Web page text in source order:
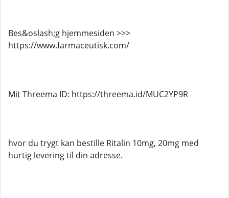
Bes&oslash;g hjemmesiden >>>
https://www.farmaceutisk.com/
Mit Threema ID: https://threema.id/MUC2YP9R
hvor du trygt kan bestille Ritalin 10mg, 20mg med
hurtig levering til din adresse.